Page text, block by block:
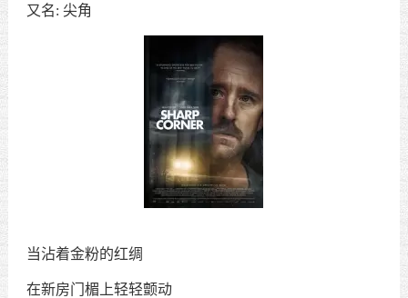
又名: 尖角
当沾着金粉的红绸
在新房门楣上轻轻颤动